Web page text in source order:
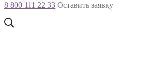
8 800 111 22 33 Оставить заявку